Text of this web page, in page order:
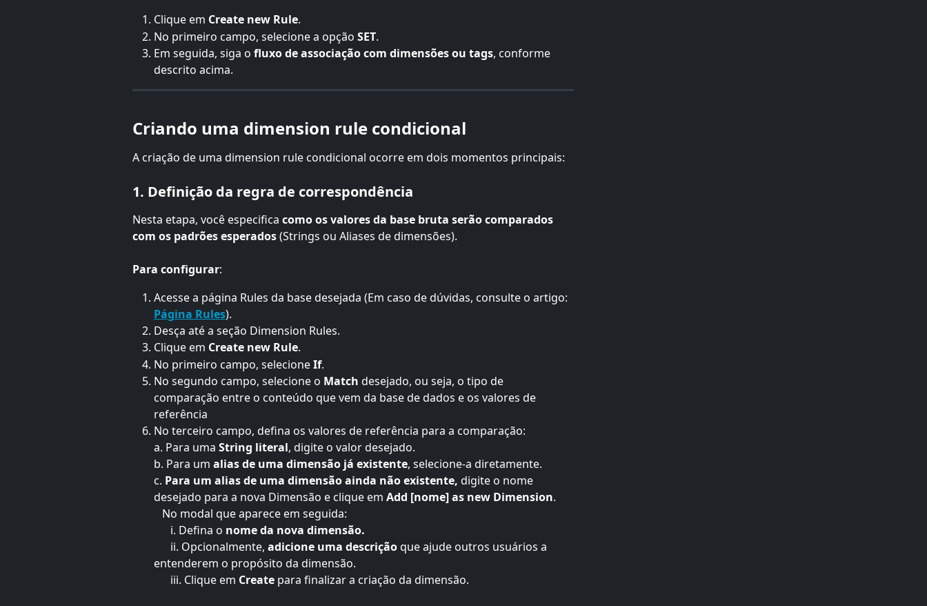
Clique em Create new Rule.
No primeiro campo, selecione a opção SET.
Em seguida, siga o fluxo de associação com dimensões ou tags, conforme
descrito acima.
Criando uma dimension rule condicional
A criação de uma dimension rule condicional ocorre em dois momentos principais:
1. Definição da regra de correspondência
Nesta etapa, você especifica como os valores da base bruta serão comparados
com os padrões esperados (Strings ou Aliases de dimensões).
Para configurar:
Acesse a página Rules da base desejada (Em caso de dúvidas, consulte o artigo:
Página Rules).
Desça até a seção Dimension Rules.
Clique em Create new Rule.
No primeiro campo, selecione If.
No segundo campo, selecione o Match desejado, ou seja, o tipo de
comparação entre o conteúdo que vem da base de dados e os valores de
referência
No terceiro campo, defina os valores de referência para a comparação:
a. Para uma String literal, digite o valor desejado.
b. Para um alias de uma dimensão já existente, selecione-a diretamente.
c. Para um alias de uma dimensão ainda não existente, digite o nome
desejado para a nova Dimensão e clique em Add [nome] as new Dimension.
   No modal que aparece em seguida:
      i. Defina o
nome da nova dimensão.
      ii. Opcionalmente,
adicione uma descrição que ajude outros usuários a
entenderem o propósito da dimensão.
      iii. Clique em
Create para finalizar a criação da dimensão.